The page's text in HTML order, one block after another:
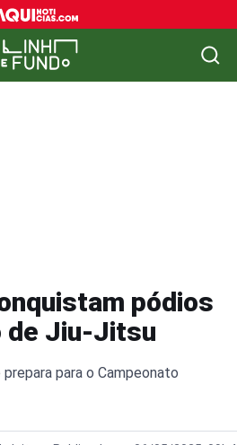
pódios
de Jiu-Jitsu
para o Campeonato